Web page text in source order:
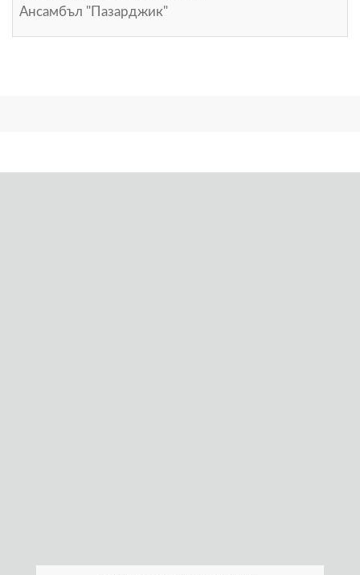
Ансамбъл "Пазарджик"